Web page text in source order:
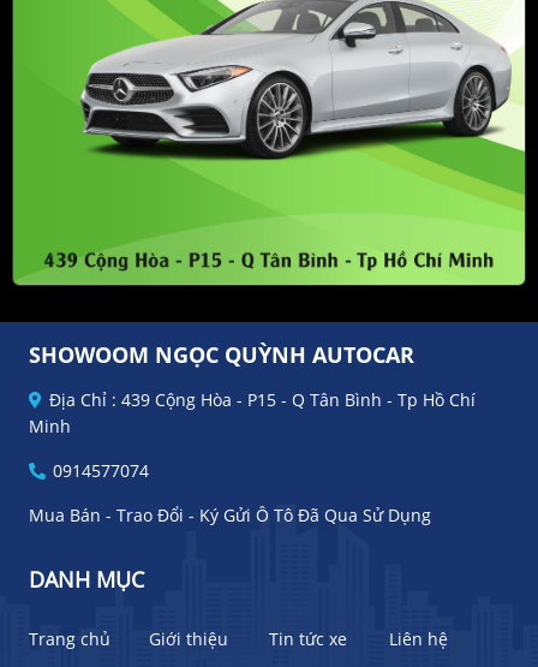
SHOWOOM NGỌC QUỲNH AUTOCAR
Địa Chỉ : 439 Cộng Hòa - P15 - Q Tân Bình - Tp Hồ Chí
Minh
0914577074
Mua Bán - Trao Đổi - Ký Gửi Ô Tô Đã Qua Sử Dụng
DANH MỤC
Trang chủ Giới thiệu Tin tức xe Liên hệ